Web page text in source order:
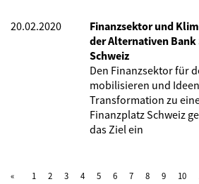
20.02.2020
Finanzsektor und
der Alternativen Bank
Schweiz
Den Finanzsektor für
mobilisieren und
Transformation zu
Finanzplatz Schweiz
das Ziel ein
1 2 3 4 5 6 7 8 9 10